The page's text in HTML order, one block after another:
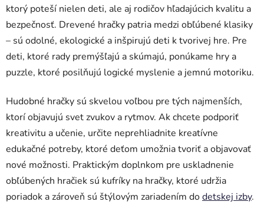
r
v
k
y
v
ý
i
s
u
ktorý poteší nielen deti, ale aj rodičov hľadajúcich kvalitu a
bezpečnosť. Drevené hračky patria medzi obľúbené klasiky
– sú odolné, ekologické a inšpirujú deti k tvorivej hre. Pre
deti, ktoré rady premýšľajú a skúmajú, ponúkame hry a
puzzle, ktoré posilňujú logické myslenie a jemnú motoriku.
Hudobné hračky sú skvelou voľbou pre tých najmenších,
ktorí objavujú svet zvukov a rytmov. Ak chcete podporiť
kreativitu a učenie, určite neprehliadnite kreatívne
edukačné potreby, ktoré deťom umožnia tvoriť a objavovať
nové možnosti. Praktickým doplnkom pre uskladnenie
obľúbených hračiek sú kufríky na hračky, ktoré udržia
poriadok a zároveň sú štýlovým zariadením dodetskej izby.